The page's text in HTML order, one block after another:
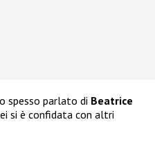
spesso parlato di Beatrice
si è confidata con altri